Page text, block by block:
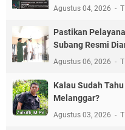
Agustus 04, 2026
Pastikan
Subang Resmi
Agustus 06, 2026
Kalau Sudah
Melanggar?
Agustus 03, 2026